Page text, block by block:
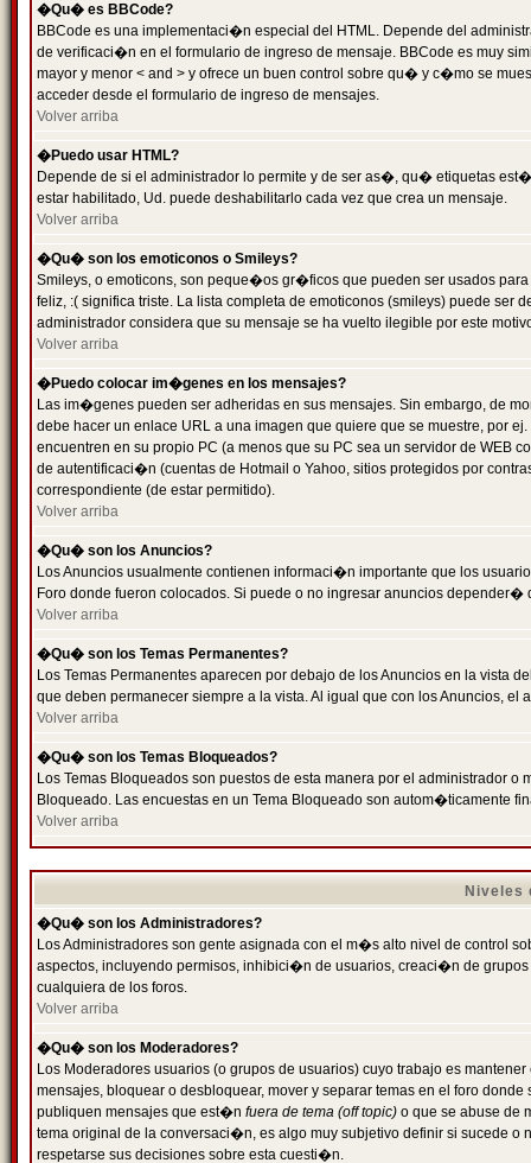
�Qu� es BBCode?
BBCode es una implementaci�n especial del HTML. Depende del
de verificaci�n en el formulario de ingreso de mensaje. BBCode es muy
mayor y menor < and > y ofrece un buen control sobre qu� y c�mo se
acceder desde el formulario de ingreso de mensajes.
Volver arriba
�Puedo usar HTML?
Depende de si el administrador lo permite y de ser as�, qu� etiquetas
estar habilitado, Ud. puede deshabilitarlo cada vez que crea un mensaje.
Volver arriba
�Qu� son los emoticonos o Smileys?
Smileys, o emoticons, son peque�os gr�ficos que pueden ser usados
feliz, :( significa triste. La lista completa de emoticonos (smileys) puede
administrador considera que su mensaje se ha vuelto ilegible por este
Volver arriba
�Puedo colocar im�genes en los mensajes?
Las im�genes pueden ser adheridas en sus mensajes. Sin embargo, de
debe hacer un enlace URL a una imagen que quiere que se muestre, por
encuentren en su propio PC (a menos que su PC sea un servidor de
de autentificaci�n (cuentas de Hotmail o Yahoo, sitios protegidos por
correspondiente (de estar permitido).
Volver arriba
�Qu� son los Anuncios?
Los Anuncios usualmente contienen informaci�n importante que los
Foro donde fueron colocados. Si puede o no ingresar anuncios
Volver arriba
�Qu� son los Temas Permanentes?
Los Temas Permanentes aparecen por debajo de los Anuncios en la
que deben permanecer siempre a la vista. Al igual que con los Anuncios,
Volver arriba
�Qu� son los Temas Bloqueados?
Los Temas Bloqueados son puestos de esta manera por el administrador
Bloqueado. Las encuestas en un Tema Bloqueado son autom�ticamente
Volver arriba
Niveles
�Qu� son los Administradores?
Los Administradores son gente asignada con el m�s alto nivel de control
aspectos, incluyendo permisos, inhibici�n de usuarios, creaci�n de
cualquiera de los foros.
Volver arriba
�Qu� son los Moderadores?
Los Moderadores usuarios (o grupos de usuarios) cuyo trabajo es
mensajes, bloquear o desbloquear, mover y separar temas en el foro
publiquen mensajes que est�n fuera de tema (off topic) o que se abuse de
tema original de la conversaci�n, es algo muy subjetivo definir si sucede
respetarse sus decisiones sobre esta cuesti�n.